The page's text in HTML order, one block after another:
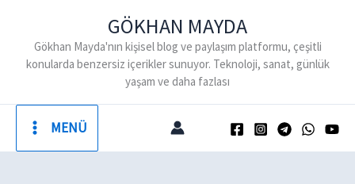
GÖKHAN MAYDA
Gökhan Mayda'nın kişisel blog ve paylaşım platformu, çeşitli
konularda benzersiz içerikler sunuyor. Teknoloji, sanat, günlük
yaşam ve daha fazlası
MENÜ